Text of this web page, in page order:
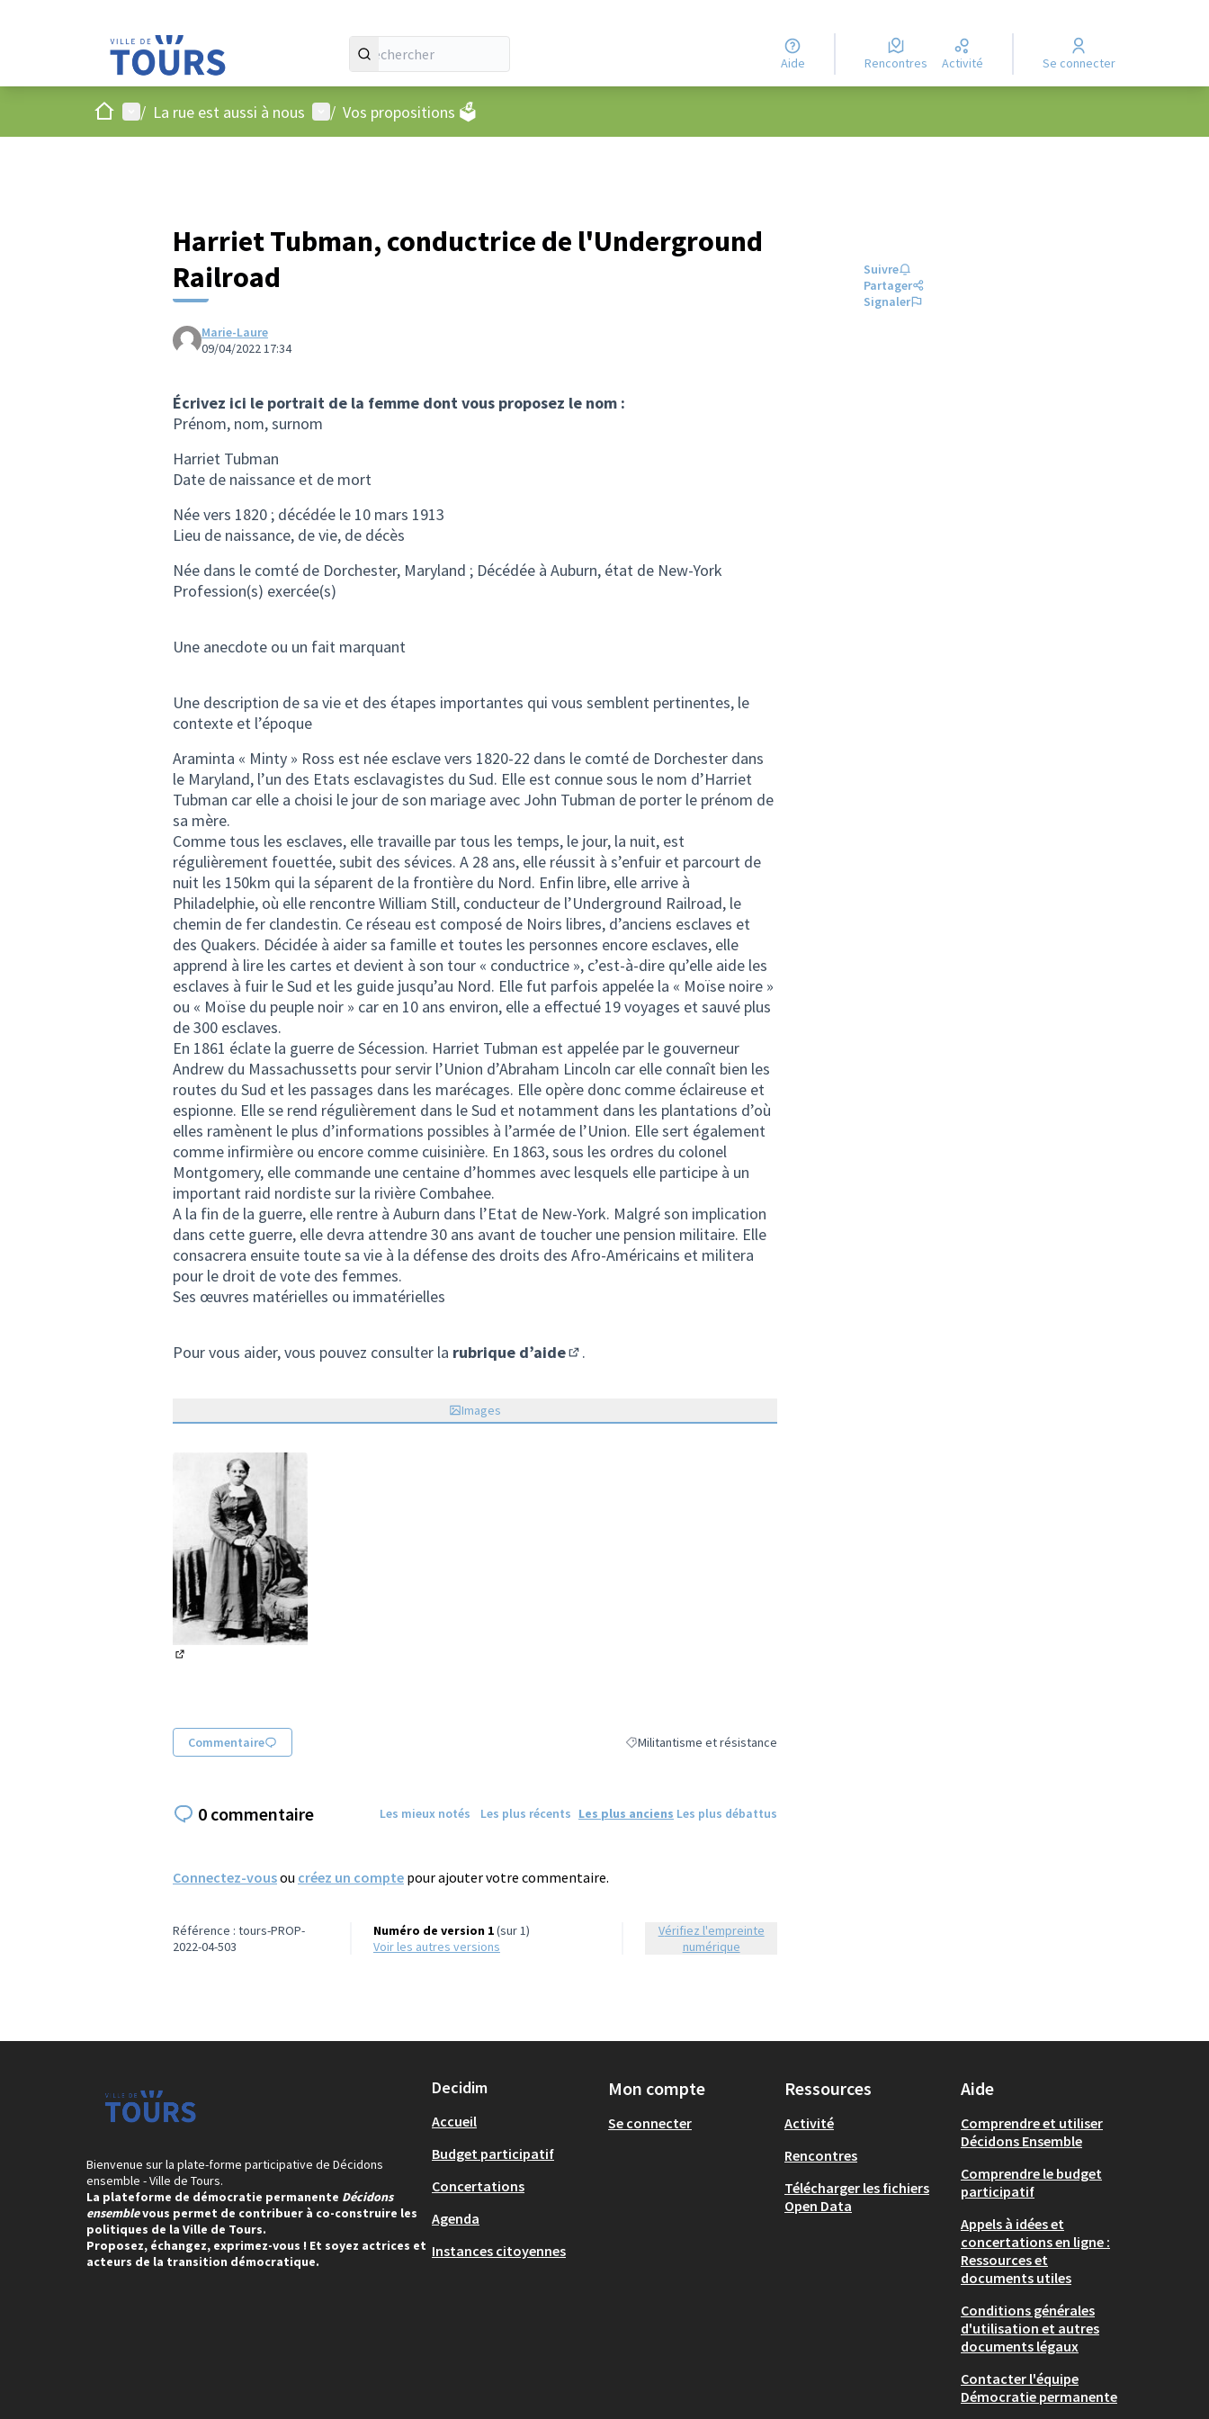
Aide Rencontres Activité Se connecter
AccueilMenu principal
/ La rue est aussi à nous Menu utilisateur
/ Vos propositions 🗳️
Harriet Tubman, conductrice de l'Underground
Railroad
Marie-Laure
09/04/2022 17:34
Écrivez ici le portrait de la femme dont vous proposez le nom :
Prénom, nom, surnom
Harriet Tubman
Date de naissance et de mort
Née vers 1820 ; décédée le 10 mars 1913
Lieu de naissance, de vie, de décès
Née dans le comté de Dorchester, Maryland ; Décédée à Auburn, état de New-York
Profession(s) exercée(s)
Une anecdote ou un fait marquant
Une description de sa vie et des étapes importantes qui vous semblent pertinentes, le
contexte et l’époque
Araminta « Minty » Ross est née esclave vers 1820-22 dans le comté de Dorchester dans
le Maryland, l’un des Etats esclavagistes du Sud. Elle est connue sous le nom d’Harriet
Tubman car elle a choisi le jour de son mariage avec John Tubman de porter le prénom de
sa mère.
Comme tous les esclaves, elle travaille par tous les temps, le jour, la nuit, est
régulièrement fouettée, subit des sévices. A 28 ans, elle réussit à s’enfuir et parcourt de
nuit les 150km qui la séparent de la frontière du Nord. Enfin libre, elle arrive à
Philadelphie, où elle rencontre William Still, conducteur de l’Underground Railroad, le
chemin de fer clandestin. Ce réseau est composé de Noirs libres, d’anciens esclaves et
des Quakers. Décidée à aider sa famille et toutes les personnes encore esclaves, elle
apprend à lire les cartes et devient à son tour « conductrice », c’est-à-dire qu’elle aide les
esclaves à fuir le Sud et les guide jusqu’au Nord. Elle fut parfois appelée la « Moïse noire »
ou « Moïse du peuple noir » car en 10 ans environ, elle a effectué 19 voyages et sauvé plus
de 300 esclaves.
En 1861 éclate la guerre de Sécession. Harriet Tubman est appelée par le gouverneur
Andrew du Massachussetts pour servir l’Union d’Abraham Lincoln car elle connaît bien les
routes du Sud et les passages dans les marécages. Elle opère donc comme éclaireuse et
espionne. Elle se rend régulièrement dans le Sud et notamment dans les plantations d’où
elles ramènent le plus d’informations possibles à l’armée de l’Union. Elle sert également
comme infirmière ou encore comme cuisinière. En 1863, sous les ordres du colonel
Montgomery, elle commande une centaine d’hommes avec lesquels elle participe à un
important raid nordiste sur la rivière Combahee.
A la fin de la guerre, elle rentre à Auburn dans l’Etat de New-York. Malgré son implication
dans cette guerre, elle devra attendre 30 ans avant de toucher une pension militaire. Elle
consacrera ensuite toute sa vie à la défense des droits des Afro-Américains et militera
pour le droit de vote des femmes.
Ses œuvres matérielles ou immatérielles
Pour vous aider, vous pouvez consulter la rubrique d’aide .
Images
Commentaire Filtrer les résultats de la catégorie : Militantisme et résistance
Militantisme et résistance
Suivre
Partager
Signaler
0 commentaire Les mieux notés Les plus récents Les plus anciens Les plus débattus
Connectez-vousou créez un compte pour ajouter votre commentaire.
Référence : tours-PROP-
2022-04-503
Numéro de version 1(sur 1)
voir les autres versions
Vérifiez l'empreinte
numérique
Bienvenue sur la plate-forme participative de Décidons
ensemble - Ville de Tours.
La plateforme de démocratie permanente Décidons
ensemblevous permet de contribuer à co-construire les
politiques de la Ville de Tours.
Proposez, échangez, exprimez-vous ! Et soyez actrices et
acteurs de la transition démocratique.
Decidim
Accueil
Budget participatif
Concertations
Agenda
Instances citoyennes
Mon compte
Se connecter
Ressources
Activité
Rencontres
Télécharger les fichiers
Open Data
Aide
Comprendre et utiliser
Décidons Ensemble
Comprendre le budget
participatif
Appels à idées et
concertations en ligne :
Ressources et
documents utiles
Conditions générales
d'utilisation et autres
documents légaux
Contacter l'équipe
Démocratie permanente